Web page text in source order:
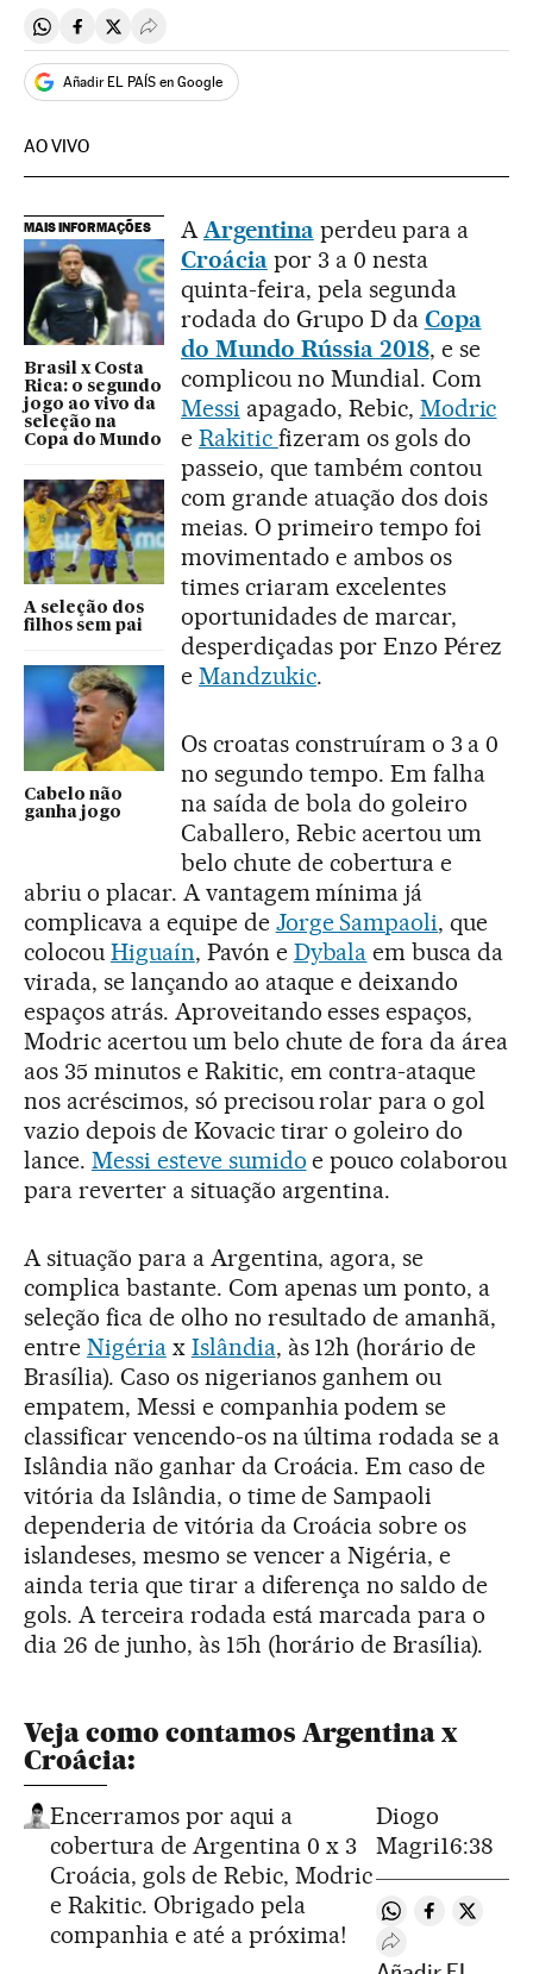
Compartir en Whatsapp
Compartir en Facebook
Compartir en Twitter
Desplegar Redes Sociales
Añadir EL PAÍS en Google
AO VIVO
MAIS INFORMAÇÕES
Brasil x Costa
Rica: o segundo
jogo ao vivo da
seleção na
Copa do Mundo
A seleção dos
filhos sem pai
Cabelo não
ganha jogo
AArgentina perdeu para a
Croácia por 3 a 0 nesta
quinta-feira, pela segunda
rodada do Grupo D da Copa
do Mundo Rússia 2018, e se
complicou no Mundial. Com
Messi apagado, Rebic, Modric
e Rakitic fizeram os gols do
passeio, que também contou
com grande atuação dos dois
meias. O primeiro tempo foi
movimentado e ambos os
times criaram excelentes
oportunidades de marcar,
desperdiçadas por Enzo Pérez
e Mandzukic.
Os croatas construíram o 3 a 0
no segundo tempo. Em falha
na saída de bola do goleiro
Caballero, Rebic acertou um
belo chute de cobertura e
abriu o placar. A vantagem mínima já
complicava a equipe de Jorge Sampaoli, que
colocou Higuaín, Pavón e Dybala em busca da
virada, se lançando ao ataque e deixando
espaços atrás. Aproveitando esses espaços,
Modric acertou um belo chute de fora da área
aos 35 minutos e Rakitic, em contra-ataque
nos acréscimos, só precisou rolar para o gol
vazio depois de Kovacic tirar o goleiro do
lance. Messi esteve sumido e pouco colaborou
para reverter a situação argentina.
A situação para a Argentina, agora, se
complica bastante. Com apenas um ponto, a
seleção fica de olho no resultado de amanhã,
entre Nigériax Islândia, às 12h (horário de
Brasília). Caso os nigerianos ganhem ou
empatem, Messi e companhia podem se
classificar vencendo-os na última rodada se a
Islândia não ganhar da Croácia. Em caso de
vitória da Islândia, o time de Sampaoli
dependeria de vitória da Croácia sobre os
islandeses, mesmo se vencer a Nigéria, e
ainda teria que tirar a diferença no saldo de
gols. A terceira rodada está marcada para o
dia 26 de junho, às 15h (horário de Brasília).
Veja como contamos Argentina x
Croácia:
Encerramos por aqui a
cobertura de Argentina 0 x 3
Croácia, gols de Rebic, Modric
e Rakitic. Obrigado pela
companhia e até a próxima!
Diogo
Magri16:38
Compartir en
Compartir
Desplegar